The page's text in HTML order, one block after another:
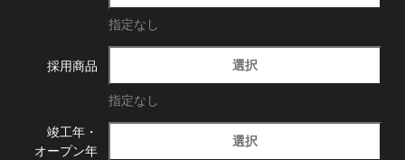
指定なし
採用商品 選択
指定なし
竣工年・
オープン年
選択